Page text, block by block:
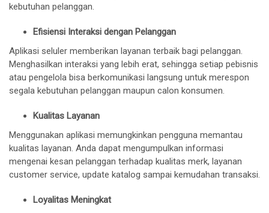
kebutuhan pelanggan.
Efisiensi Interaksi dengan Pelanggan
Aplikasi seluler memberikan layanan terbaik bagi pelanggan.
Menghasilkan interaksi yang lebih erat, sehingga setiap pebisnis
atau pengelola bisa berkomunikasi langsung untuk merespon
segala kebutuhan pelanggan maupun calon konsumen.
Kualitas Layanan
Menggunakan aplikasi memungkinkan pengguna memantau
kualitas layanan. Anda dapat mengumpulkan informasi
mengenai kesan pelanggan terhadap kualitas merk, layanan
customer service, update katalog sampai kemudahan transaksi.
Loyalitas Meningkat